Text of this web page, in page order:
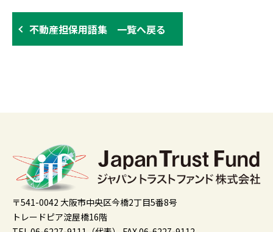
不動産担保用語集 一覧へ戻る
〒541-0042 大阪市中央区今橋2丁目5番8号
トレードピア淀屋橋16階